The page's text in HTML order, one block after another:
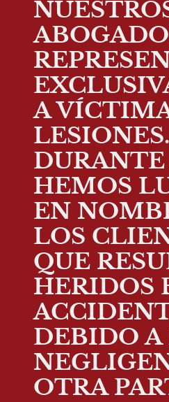
A
LESIONES.
DURANTE
HEMOS
EN
LOS
QUE
HERIDOS
DEBIDO A
OTRA